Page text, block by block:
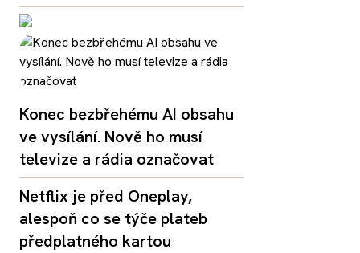
Konec bezbřehému AI obsahu
ve vysílání. Nově ho musí
televize a rádia označovat
Netflix je před Oneplay,
alespoň co se týče plateb
předplatného kartou